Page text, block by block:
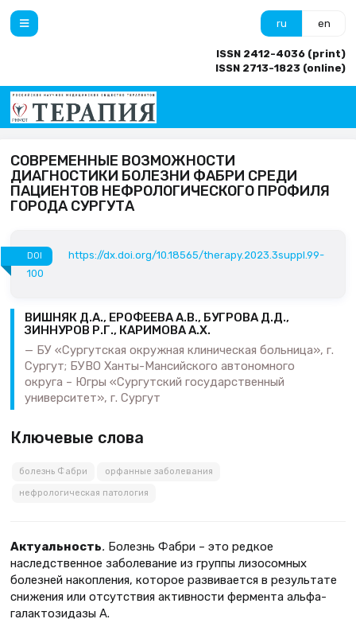
ru en
ISSN 2412-4036 (print)
ISSN 2713-1823 (online)
СОВРЕМЕННЫЕ ВОЗМОЖНОСТИ
ДИАГНОСТИКИ БОЛЕЗНИ ФАБРИ СРЕДИ
ПАЦИЕНТОВ НЕФРОЛОГИЧЕСКОГО ПРОФИЛЯ
ГОРОДА СУРГУТА
DOI
https://dx.doi.org/10.18565/therapy.2023.3suppl.99-
100
ВИШНЯК Д.А., ЕРОФЕЕВА А.В., БУГРОВА Д.Д.,
ЗИННУРОВ Р.Г., КАРИМОВА А.Х.
БУ «Сургутская окружная клиническая больница», г.
Сургут; БУВО Ханты-Мансийского автономного
округа – Югры «Сургутский государственный
университет», г. Сургут
Ключевые слова
болезнь Фабри орфанные заболевания
нефрологическая патология
Актуальность. Болезнь Фабри – это редкое
наследственное заболевание из группы лизосомных
болезней накопления, которое развивается в результате
снижения или отсутствия активности фермента альфа-
галактозидазы А.